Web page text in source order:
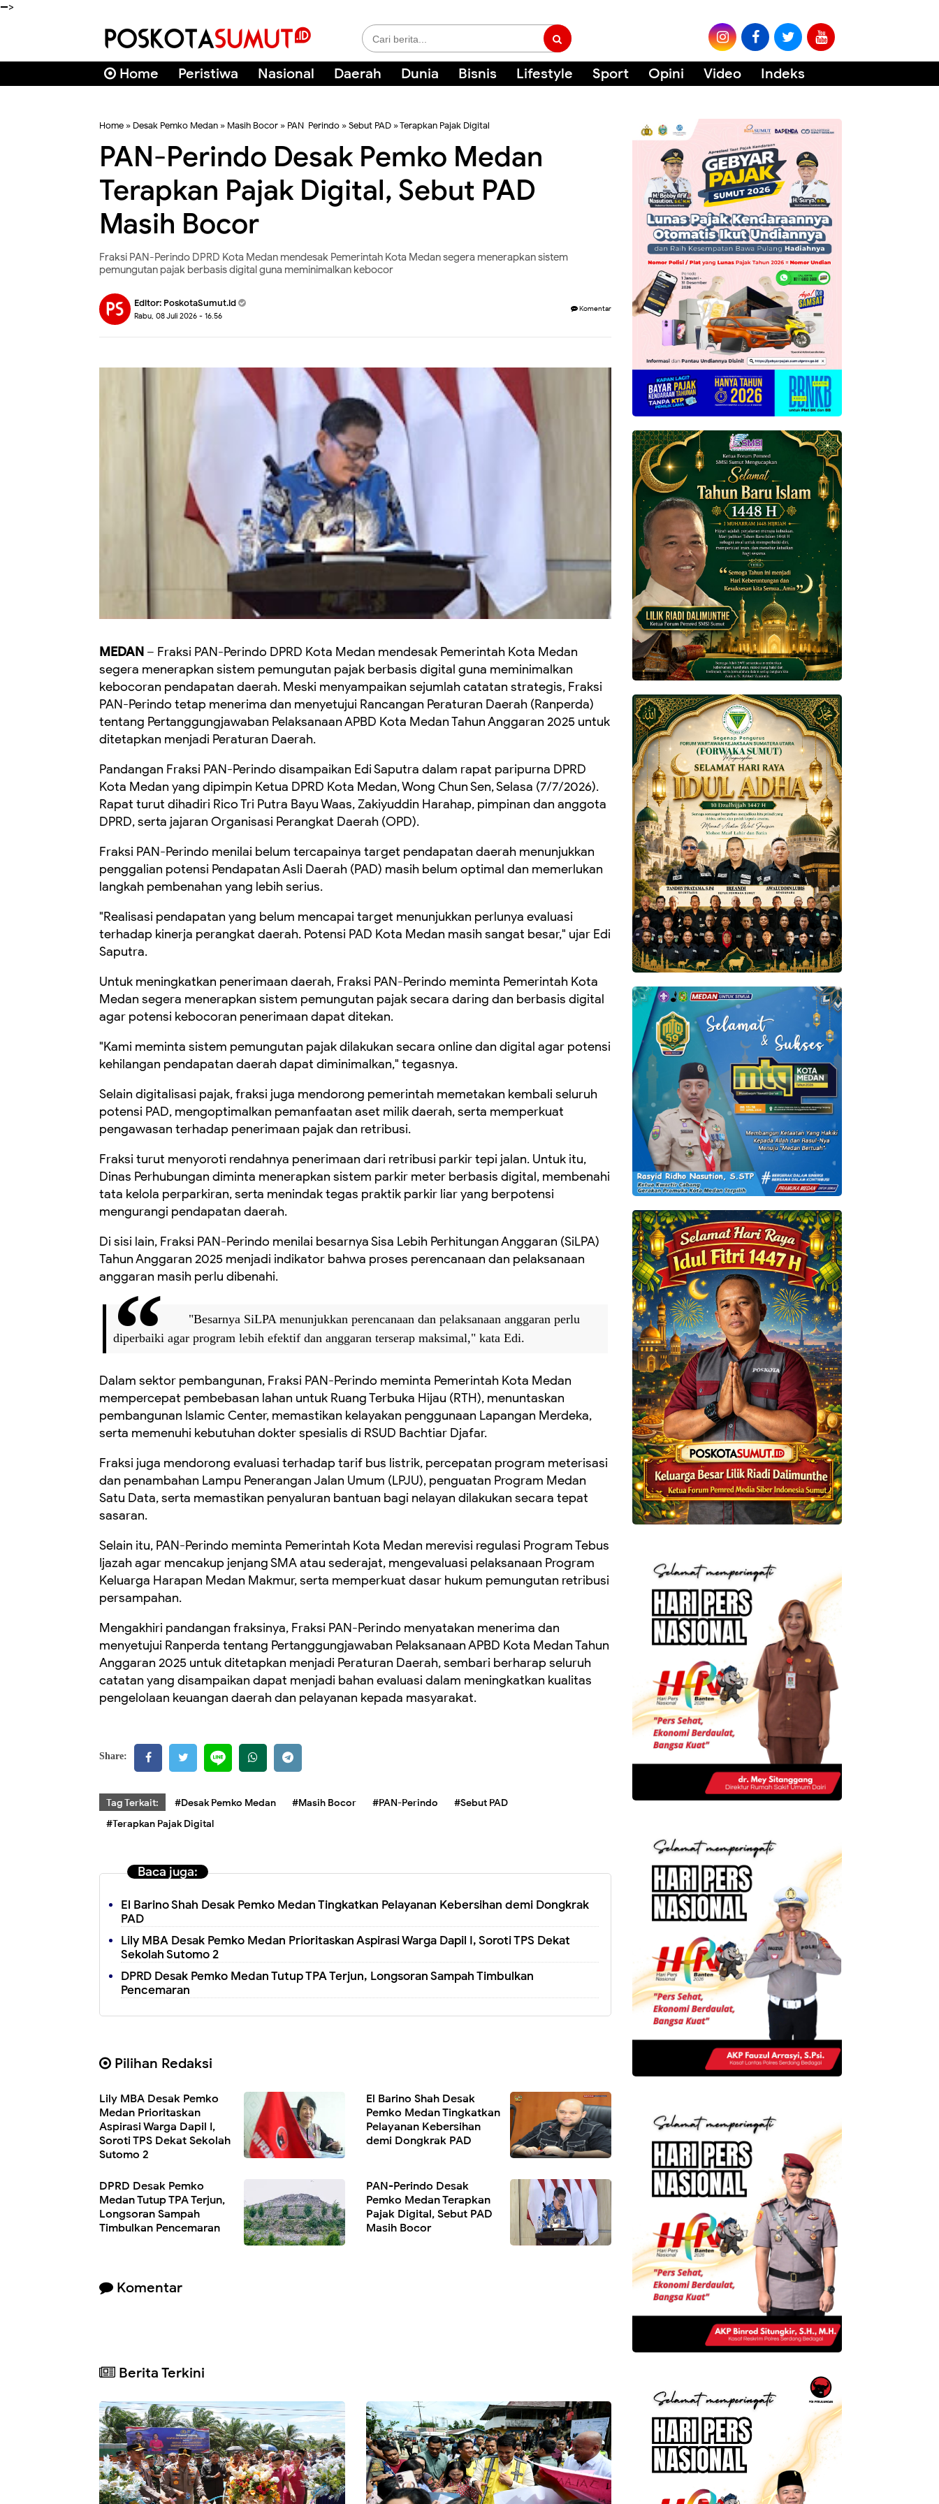
-->
Home Peristiwa Nasional Daerah Dunia Bisnis Lifestyle Sport Opini Video Indeks
Home » Desak Pemko Medan » Masih Bocor » PAN-Perindo »Sebut PAD »Terapkan Pajak Digital
PAN-Perindo Desak Pemko Medan
Terapkan Pajak Digital, Sebut PAD
Masih Bocor
Fraksi PAN-Perindo DPRD Kota Medan mendesak Pemerintah Kota Medan segera menerapkan sistem
pemungutan pajak berbasis digital guna meminimalkan kebocor
Editor: PoskotaSumut.id
Rabu, 08 Juli 2026 - 16.56
Komentar
MEDAN – Fraksi PAN-Perindo DPRD Kota Medan mendesak Pemerintah Kota Medan
segera menerapkan sistem pemungutan pajak berbasis digital guna meminimalkan
kebocoran pendapatan daerah. Meski menyampaikan sejumlah catatan strategis, Fraksi
PAN-Perindo tetap menerima dan menyetujui Rancangan Peraturan Daerah (Ranperda)
tentang Pertanggungjawaban Pelaksanaan APBD Kota Medan Tahun Anggaran 2025 untuk
ditetapkan menjadi Peraturan Daerah.
Pandangan Fraksi PAN-Perindo disampaikan Edi Saputra dalam rapat paripurna DPRD
Kota Medan yang dipimpin Ketua DPRD Kota Medan, Wong Chun Sen, Selasa (7/7/2026).
Rapat turut dihadiri Rico Tri Putra Bayu Waas, Zakiyuddin Harahap, pimpinan dan anggota
DPRD, serta jajaran Organisasi Perangkat Daerah (OPD).
Fraksi PAN-Perindo menilai belum tercapainya target pendapatan daerah menunjukkan
penggalian potensi Pendapatan Asli Daerah (PAD) masih belum optimal dan memerlukan
langkah pembenahan yang lebih serius.
"Realisasi pendapatan yang belum mencapai target menunjukkan perlunya evaluasi
terhadap kinerja perangkat daerah. Potensi PAD Kota Medan masih sangat besar," ujar Edi
Saputra.
Untuk meningkatkan penerimaan daerah, Fraksi PAN-Perindo meminta Pemerintah Kota
Medan segera menerapkan sistem pemungutan pajak secara daring dan berbasis digital
agar potensi kebocoran penerimaan dapat ditekan.
"Kami meminta sistem pemungutan pajak dilakukan secara online dan digital agar potensi
kehilangan pendapatan daerah dapat diminimalkan," tegasnya.
Selain digitalisasi pajak, fraksi juga mendorong pemerintah memetakan kembali seluruh
potensi PAD, mengoptimalkan pemanfaatan aset milik daerah, serta memperkuat
pengawasan terhadap penerimaan pajak dan retribusi.
Fraksi turut menyoroti rendahnya penerimaan dari retribusi parkir tepi jalan. Untuk itu,
Dinas Perhubungan diminta menerapkan sistem parkir meter berbasis digital, membenahi
tata kelola perparkiran, serta menindak tegas praktik parkir liar yang berpotensi
mengurangi pendapatan daerah.
Di sisi lain, Fraksi PAN-Perindo menilai besarnya Sisa Lebih Perhitungan Anggaran (SiLPA)
Tahun Anggaran 2025 menjadi indikator bahwa proses perencanaan dan pelaksanaan
anggaran masih perlu dibenahi.
"Besarnya SiLPA menunjukkan perencanaan dan pelaksanaan anggaran perlu
diperbaiki agar program lebih efektif dan anggaran terserap maksimal," kata Edi.
Dalam sektor pembangunan, Fraksi PAN-Perindo meminta Pemerintah Kota Medan
mempercepat pembebasan lahan untuk Ruang Terbuka Hijau (RTH), menuntaskan
pembangunan Islamic Center, memastikan kelayakan penggunaan Lapangan Merdeka,
serta memenuhi kebutuhan dokter spesialis di RSUD Bachtiar Djafar.
Fraksi juga mendorong evaluasi terhadap tarif bus listrik, percepatan program meterisasi
dan penambahan Lampu Penerangan Jalan Umum (LPJU), penguatan Program Medan
Satu Data, serta memastikan penyaluran bantuan bagi nelayan dilakukan secara tepat
sasaran.
Selain itu, PAN-Perindo meminta Pemerintah Kota Medan merevisi regulasi Program Tebus
Ijazah agar mencakup jenjang SMA atau sederajat, mengevaluasi pelaksanaan Program
Keluarga Harapan Medan Makmur, serta memperkuat dasar hukum pemungutan retribusi
persampahan.
Mengakhiri pandangan fraksinya, Fraksi PAN-Perindo menyatakan menerima dan
menyetujui Ranperda tentang Pertanggungjawaban Pelaksanaan APBD Kota Medan Tahun
Anggaran 2025 untuk ditetapkan menjadi Peraturan Daerah, sembari berharap seluruh
catatan yang disampaikan dapat menjadi bahan evaluasi dalam meningkatkan kualitas
pengelolaan keuangan daerah dan pelayanan kepada masyarakat.
Share:
Tag Terkait: #Desak Pemko Medan #Masih Bocor #PAN-Perindo
#Sebut PAD
#Terapkan Pajak Digital
Baca juga:
El Barino Shah Desak Pemko Medan Tingkatkan Pelayanan Kebersihan demi Dongkrak
PAD
Lily MBA Desak Pemko Medan Prioritaskan Aspirasi Warga Dapil I, Soroti TPS Dekat
Sekolah Sutomo 2
DPRD Desak Pemko Medan Tutup TPA Terjun, Longsoran Sampah Timbulkan
Pencemaran
Pilihan Redaksi
Lily MBA Desak Pemko
Medan Prioritaskan
Aspirasi Warga Dapil I,
Soroti TPS Dekat Sekolah
Sutomo 2
El Barino Shah Desak
Pemko Medan Tingkatkan
Pelayanan Kebersihan
demi Dongkrak PAD
DPRD Desak Pemko
Medan Tutup TPA Terjun,
Longsoran Sampah
Timbulkan Pencemaran
PAN-Perindo Desak
Pemko Medan Terapkan
Pajak Digital, Sebut PAD
Masih Bocor
Komentar
Berita Terkini